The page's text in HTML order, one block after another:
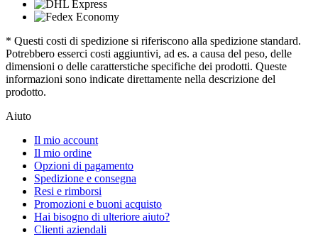
* Questi costi di spedizione si riferiscono alla spedizione standard.
Potrebbero esserci costi aggiuntivi, ad es. a causa del peso, delle
dimensioni o delle caratterstiche specifiche dei prodotti. Queste
informazioni sono indicate direttamente nella descrizione del
prodotto.
Aiuto
Il mio account
Il mio ordine
Opzioni di pagamento
Spedizione e consegna
Resi e rimborsi
Promozioni e buoni acquisto
Hai bisogno di ulteriore aiuto?
Clienti aziendali